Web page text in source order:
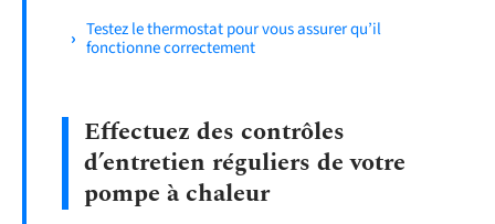
Testez le thermostat pour vous assurer qu’il
fonctionne correctement
Effectuez des contrôles
d’entretien réguliers de votre
pompe à chaleur